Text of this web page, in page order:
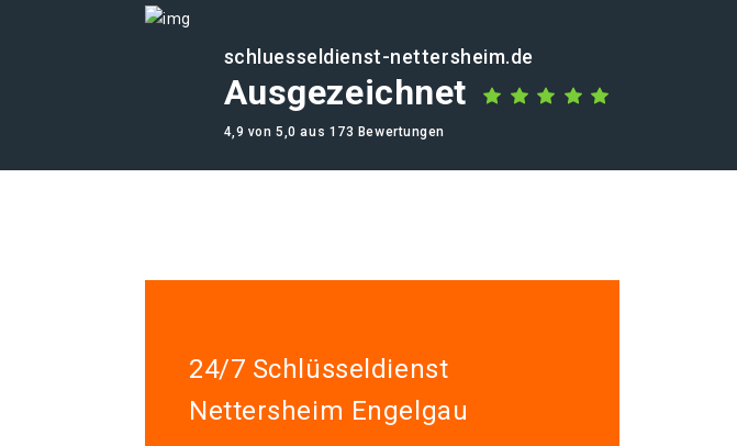
schluesseldienst-nettersheim.de
Ausgezeichnet
4,9 von 5,0 aus 173 Bewertungen
24/7 Schlüsseldienst
Nettersheim Engelgau